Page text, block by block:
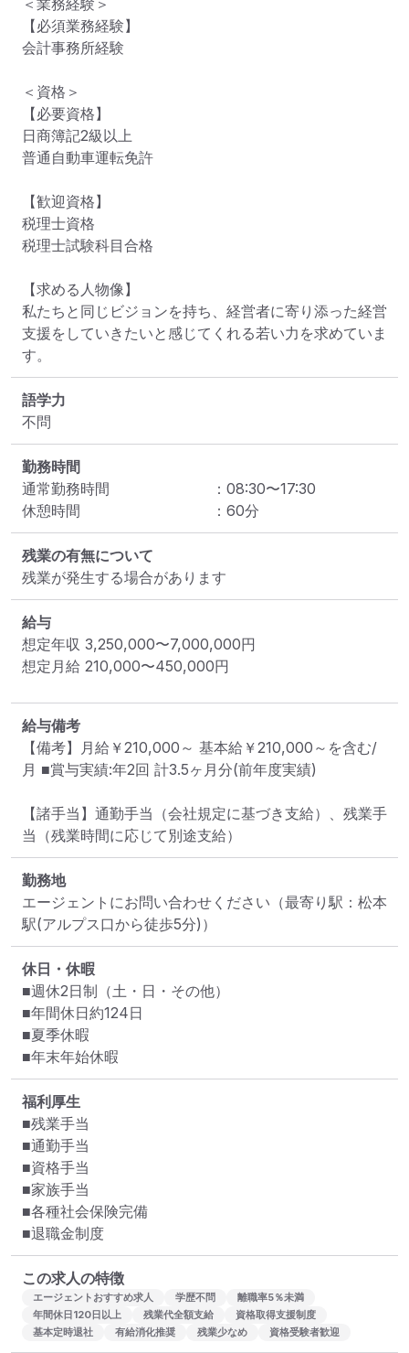
＜業務経験＞
【必須業務経験】
会計事務所経験
＜資格＞
【必要資格】
日商簿記2級以上
普通自動車運転免許
【歓迎資格】
税理士資格
税理士試験科目合格
【求める人物像】
私たちと同じビジョンを持ち、経営者に寄り添った経営
支援をしていきたいと感じてくれる若い力を求めていま
す。
語学力
不問
勤務時間
通常勤務時間
： 08:30〜17:30
休憩時間
： 60分
残業の有無について
残業が発生する場合があります
給与
想定年収 3,250,000〜7,000,000円
想定月給 210,000〜450,000円
給与備考
【備考】月給￥210,000～ 基本給￥210,000～を含む/
月 ■賞与実績:年2回 計3.5ヶ月分(前年度実績)
【諸手当】通勤手当（会社規定に基づき支給）、残業手
当（残業時間に応じて別途支給）
勤務地
エージェントにお問い合わせください （最寄り駅：松本
駅(アルプス口から徒歩5分)）
休日・休暇
■週休2日制（土・日・その他）
■年間休日約124日
■夏季休暇
■年末年始休暇
福利厚生
■残業手当
■通勤手当
■資格手当
■家族手当
■各種社会保険完備
■退職金制度
この求人の特徴
エージェントおすすめ求人 学歴不問
離職率5％未満
年間休日120日以上
残業代全額支給
資格取得支援制度
基本定時退社
有給消化推奨 残業少なめ 資格受験者歓迎